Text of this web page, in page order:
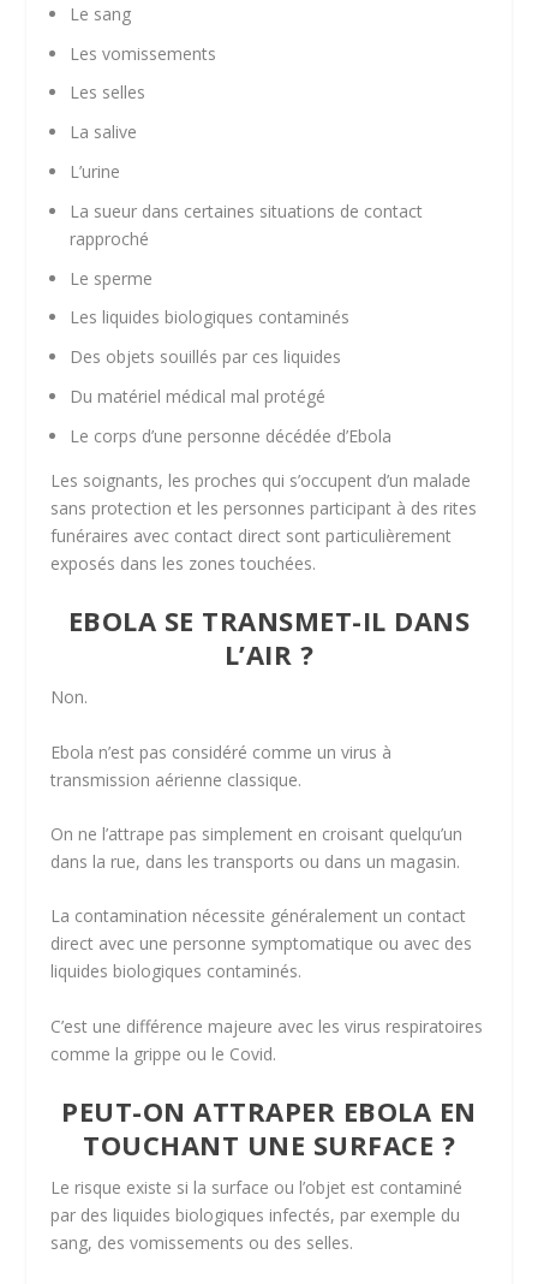
Le sang
Les vomissements
Les selles
La salive
L’urine
La sueur dans certaines situations de contact
rapproché
Le sperme
Les liquides biologiques contaminés
Des objets souillés par ces liquides
Du matériel médical mal protégé
Le corps d’une personne décédée d’Ebola
Les soignants, les proches qui s’occupent d’un malade
sans protection et les personnes participant à des rites
funéraires avec contact direct sont particulièrement
exposés dans les zones touchées.
EBOLA SE TRANSMET-IL DANS
L’AIR ?
Non.
Ebola n’est pas considéré comme un virus à
transmission aérienne classique.
On ne l’attrape pas simplement en croisant quelqu’un
dans la rue, dans les transports ou dans un magasin.
La contamination nécessite généralement un contact
direct avec une personne symptomatique ou avec des
liquides biologiques contaminés.
C’est une différence majeure avec les virus respiratoires
comme la grippe ou le Covid.
PEUT-ON ATTRAPER EBOLA EN
TOUCHANT UNE SURFACE ?
Le risque existe si la surface ou l’objet est contaminé
par des liquides biologiques infectés, par exemple du
sang, des vomissements ou des selles.